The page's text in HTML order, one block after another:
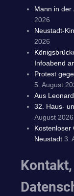
Mann in der
2026
Neustadt-
2026
Infoabend
Protest
5. August
Aus
32. Haus-
August 2026
Kostenloser
Neustadt 3.